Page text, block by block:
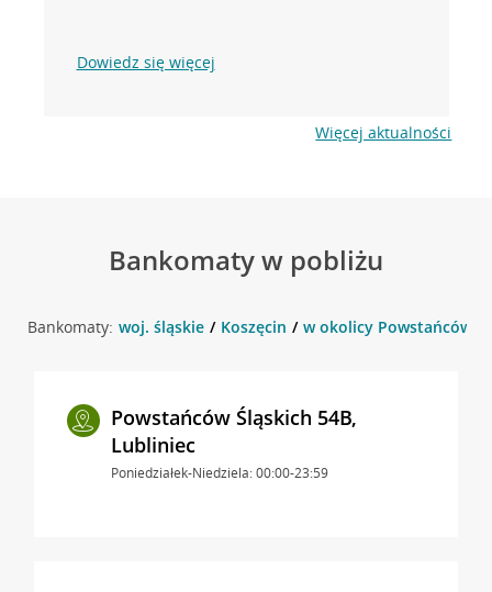
Dowiedz się więcej
Więcej aktualności
Bankomaty w pobliżu
Bankomaty: woj. śląskie Koszęcin w okolicy Powstańców
Powstańców Śląskich 54B,
Lubliniec
Poniedziałek-Niedziela: 00:00-23:59